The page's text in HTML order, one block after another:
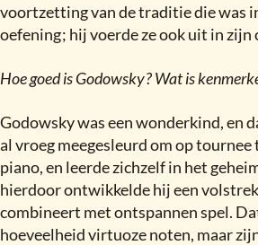
voortzetting van de traditie die was
oefening; hij voerde ze ook uit in
Hoe goed is Godowsky?Wat is
Godowsky was een wonderkind, en
al vroeg meegesleurd om op
piano, en leerde zichzelf in het
hierdoor ontwikkelde hij een
combineert met ontspannen spel.
hoeveelheid virtuoze noten, maar